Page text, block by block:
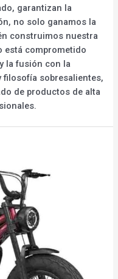
garantizan la
no solo ganamos la
construimos nuestra
está comprometido
la fusión con la
filosofía sobresalientes,
de productos de alta